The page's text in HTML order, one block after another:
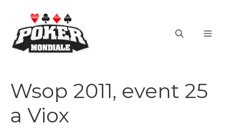
contenuto
Wsop 2011, event 25
a Viox